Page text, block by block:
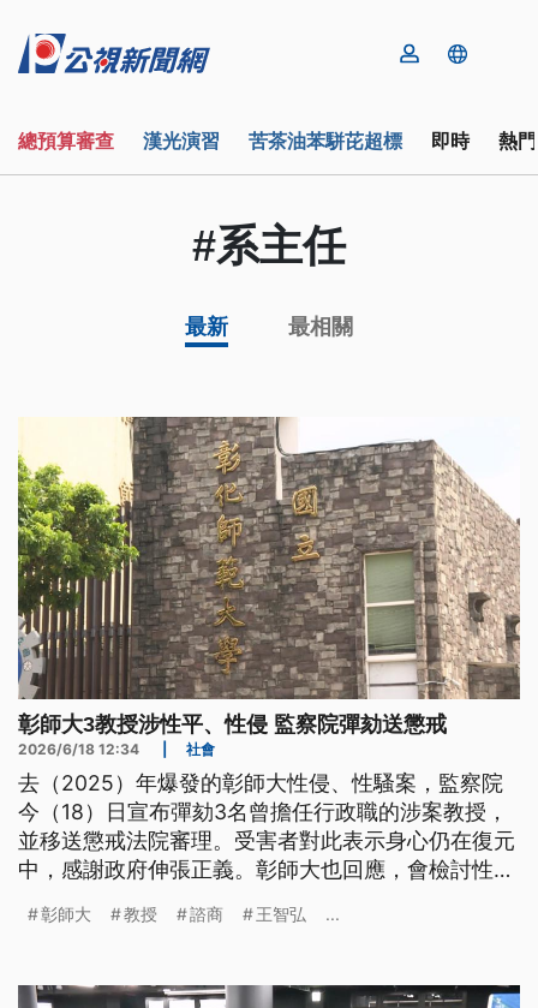
總預算審查 漢光演習 苦茶油苯駢芘超標 即時 熱
#系主任
最新 最相關
彰師大3教授涉性平、性侵 監察院彈劾送懲戒
2026/6/18 12:34 社會
去（2025）年爆發的彰師大性侵、性騷案，監察院
今（18）日宣布彈劾3名曾擔任行政職的涉案教授，
並移送懲戒法院審理。受害者對此表示身心仍在復元
中，感謝政府伸張正義。彰師大也回應，會檢討性平
彰師大 教授 諮商 王智弘 ...